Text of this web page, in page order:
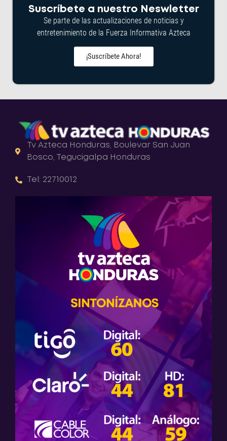
Suscríbete a nuestro Neswletter
Se parte de las actualizaciones de noticias y
entretenimiento de la Fuerza Informativa Azteca
¡Suscríbete Ahora!
Tv Azteca Honduras, Boulevar San Juan
Bosco, Tegucigalpa Honduras
Tel: 22710012